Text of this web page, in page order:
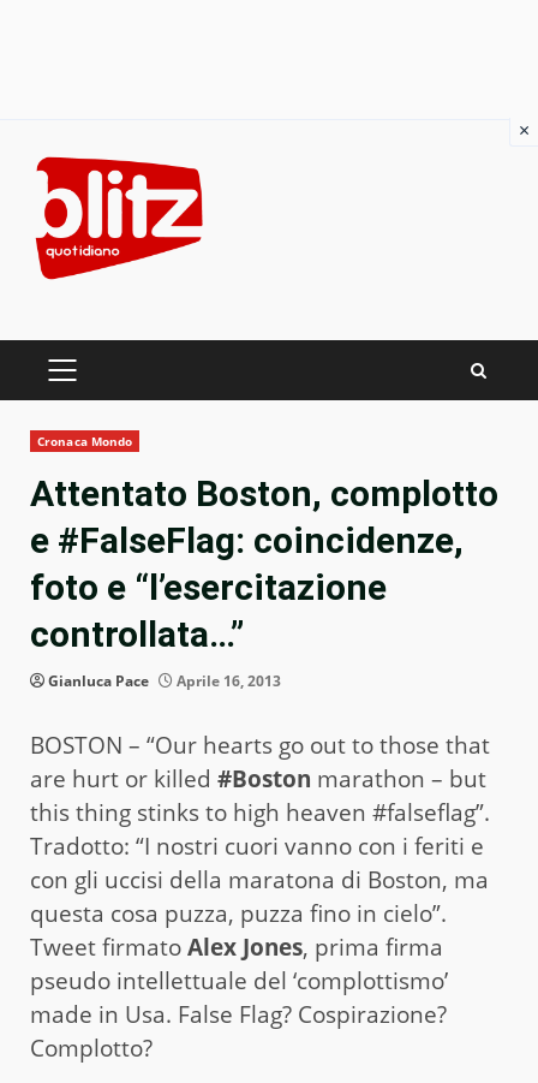
content
PRIMARY
Cronaca Mondo
Attentato Boston, complotto
e #FalseFlag: coincidenze,
foto e “l’esercitazione
controllata…”
Gianluca Pace Aprile 16, 2013
BOSTON – “Our hearts go out to those that
are hurt or killed #Boston marathon – but
this thing stinks to high heaven #falseflag”.
Tradotto: “I nostri cuori vanno con i feriti e
con gli uccisi della maratona di Boston, ma
questa cosa puzza, puzza fino in cielo”.
Tweet firmatoAlex Jones, prima firma
pseudo intellettuale del ‘complottismo’
made in Usa. False Flag? Cospirazione?
Complotto?
×